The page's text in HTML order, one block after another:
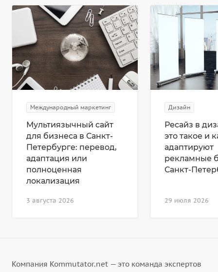
Международный маркетинг
3 августа 2026
Мультиязычный сайт
для бизнеса в Санкт-
Петербурге: перевод,
адаптация или
полноценная
локализация
Дизайн
29 июля 2026
Ресайз в
это такое и
адаптируют
рекламные
Санкт-
Компания Kommutator.net — это команда экспертов